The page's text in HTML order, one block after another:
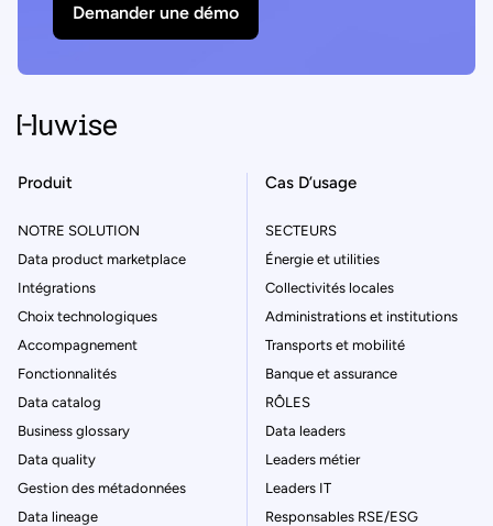
Demander une démo
Produit
NOTRE SOLUTION
Data product marketplace
Intégrations
Choix technologiques
Accompagnement
Fonctionnalités
Data catalog
Business glossary
Data quality
Gestion des métadonnées
Data lineage
Cas D’usage
SECTEURS
Énergie et utilities
Collectivités locales
Administrations et institutions
Transports et mobilité
Banque et assurance
RÔLES
Data leaders
Leaders métier
Leaders IT
Responsables RSE/ESG